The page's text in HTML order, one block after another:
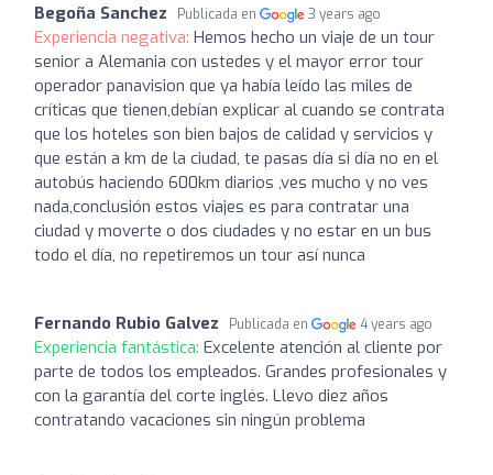
Begoña Sanchez Publicada en 3 years ago
Experiencia negativa: Hemos hecho un viaje de un tour
senior a Alemania con ustedes y el mayor error tour
operador panavision que ya había leído las miles de
críticas que tienen,debían explicar al cuando se contrata
que los hoteles son bien bajos de calidad y servicios y
que están a km de la ciudad, te pasas día si día no en el
autobús haciendo 600km diarios ,ves mucho y no ves
nada,conclusión estos viajes es para contratar una
ciudad y moverte o dos ciudades y no estar en un bus
todo el día, no repetiremos un tour así nunca
Fernando Rubio Galvez Publicada en 4 years ago
Experiencia fantástica: Excelente atención al cliente por
parte de todos los empleados. Grandes profesionales y
con la garantía del corte inglés. Llevo diez años
contratando vacaciones sin ningún problema